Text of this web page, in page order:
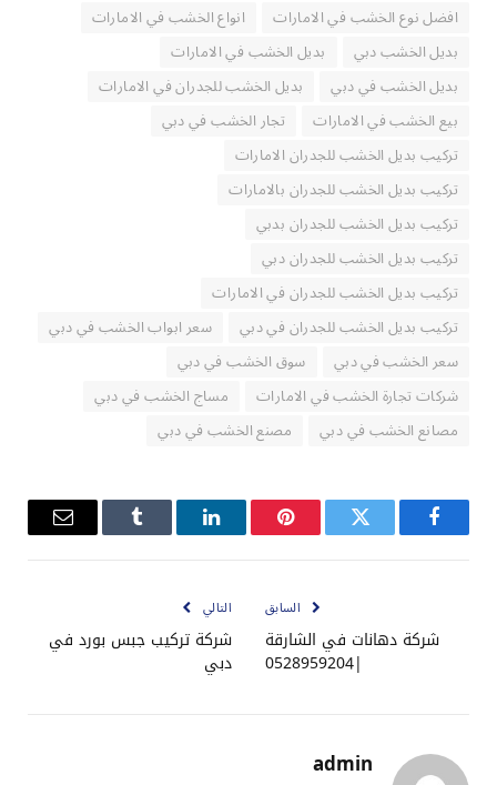
افضل نوع الخشب في الامارات
انواع الخشب في الامارات
بديل الخشب دبي
بديل الخشب في الامارات
بديل الخشب في دبي
بديل الخشب للجدران في الامارات
بيع الخشب في الامارات
تجار الخشب في دبي
تركيب بديل الخشب للجدران الامارات
تركيب بديل الخشب للجدران بالامارات
تركيب بديل الخشب للجدران بدبي
تركيب بديل الخشب للجدران دبي
تركيب بديل الخشب للجدران في الامارات
تركيب بديل الخشب للجدران في دبي
سعر ابواب الخشب في دبي
سعر الخشب في دبي
سوق الخشب في دبي
شركات تجارة الخشب في الامارات
مساج الخشب في دبي
مصانع الخشب في دبي
مصنع الخشب في دبي
فيسبوك تويتر بينتيريستلينكدإن Tumblr
البريد
السابق
شركة دهانات في الشارقة
|0528959204
التالي
شركة تركيب جبس بورد في
دبي
admin